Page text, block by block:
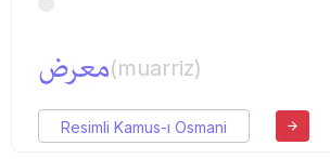
معرض(muarriz)
Resimli Kamus-ı Osmani